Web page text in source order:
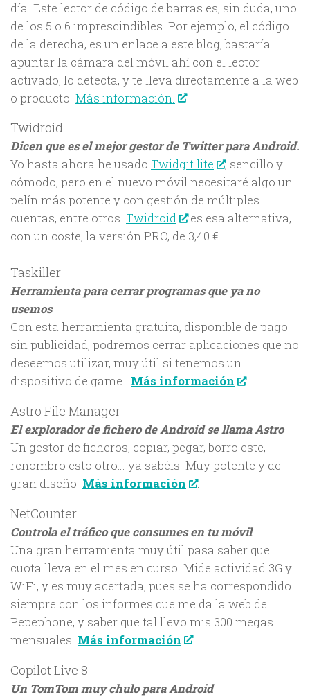
día. Este lector de código de barras es, sin duda, uno
de los 5 o 6 imprescindibles. Por ejemplo, el código
de la derecha, es un enlace a este blog, bastaría
apuntar la cámara del móvil ahí con el lector
activado, lo detecta, y te lleva directamente a la web
o producto. Más información.
Twidroid
Dicen que es el mejor gestor de Twitter para Android.
Yo hasta ahora he usado Twidgit lite
, sencillo y
cómodo, pero en el nuevo móvil necesitaré algo un
pelín más potente y con gestión de múltiples
cuentas, entre otros. Twidroid
es esa alternativa,
con un coste, la versión PRO, de 3,40 €
Taskiller
Herramienta para cerrar programas que ya no
usemos
Con esta herramienta gratuita, disponible de pago
sin publicidad, podremos cerrar aplicaciones que no
deseemos utilizar, muy útil si tenemos un
dispositivo de game . Más información .
Astro File Manager
El explorador de fichero de Android se llama Astro
Un gestor de ficheros, copiar, pegar, borro este,
renombro esto otro… ya sabéis. Muy potente y de
gran diseño. Más información .
NetCounter
Controla el tráfico que consumes en tu móvil
Una gran herramienta muy útil pasa saber que
cuota lleva en el mes en curso. Mide actividad 3G y
WiFi, y es muy acertada, pues se ha correspondido
siempre con los informes que me da la web de
Pepephone, y saber que tal llevo mis 300 megas
mensuales. Más información .
Copilot Live 8
Un TomTom muy chulo para Android